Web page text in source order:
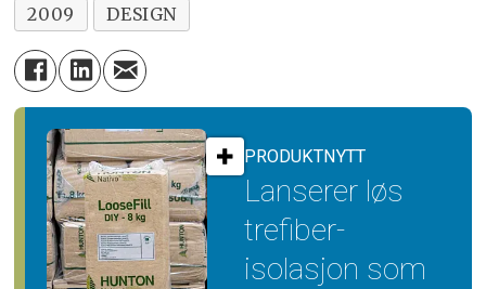
2009
DESIGN
PRODUKTNYTT
Lanserer løs
trefiber­
isolasjon som